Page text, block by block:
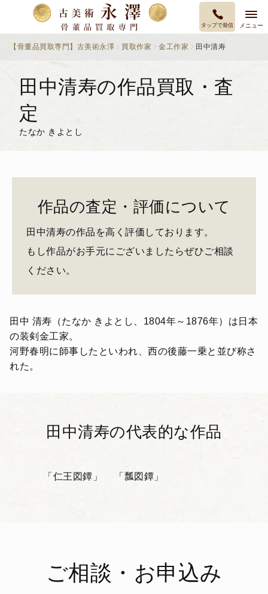
タップで発信 メニュー
【骨董品買取専門】古美術永澤 買取作家 金工作家 田中清寿
田中清寿の作品買取・査
定
たなか きよとし
作品の査定・評価について
田中清寿の作品を高く評価しております。
もし作品がお手元にございましたらぜひご相談
ください。
田中 清寿（たなか きよとし、1804年～1876年）は日本
の装剣金工家。
河野春明に師事したといわれ、西の後藤一乗と並び称さ
れた。
田中清寿の代表的な作品
「仁王図鐔」 「瓢図鐔」
ご相談・お申込み